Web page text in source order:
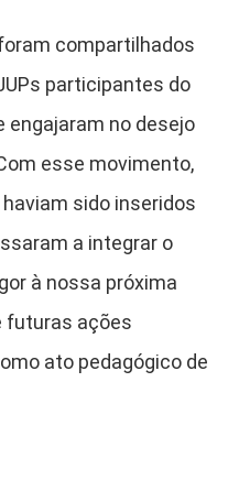
compartilhados
participantes do
engajaram no desejo
esse movimento,
sido inseridos
a integrar o
à nossa próxima
futuras ações
ato pedagógico de